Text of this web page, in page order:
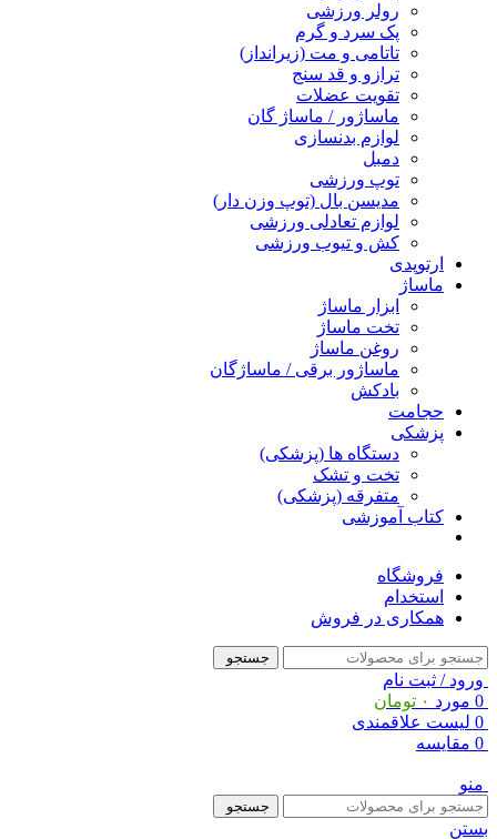
رولر ورزشی
پک سرد و گرم
تاتامی و مت (زیرانداز)
ترازو و قد سنج
تقویت عضلات
ماساژور / ماساژ گان
لوازم بدنسازی
دمبل
توپ ورزشی
مدیسن بال (توپ وزن دار)
لوازم تعادلی ورزشی
کش و تیوب ورزشی
ارتوپدی
ماساژ
ابزار ماساژ
تخت ماساژ
روغن ماساژ
ماساژور برقی / ماساژگان
بادکش
حجامت
پزشکی
دستگاه ها (پزشکی)
تخت و تشک
متفرقه (پزشکی)
کتاب آموزشی
فروشگاه
استخدام
همکاری در فروش
جستجو
ورود / ثبت نام
0 مورد ۰ تومان
0 لیست علاقمندی
0 مقایسه
منو
جستجو
بستن